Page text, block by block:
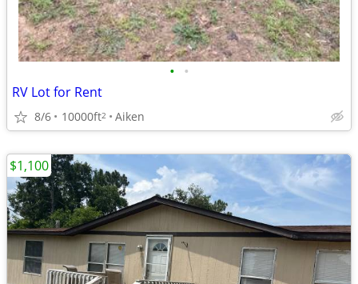
• •
RV Lot for Rent
8/6 10000ft2 Aiken
$1,100